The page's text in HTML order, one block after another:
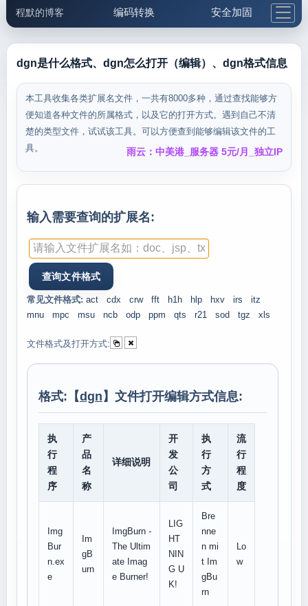
程默的博客 编码转换 安全加固
邮件工具 生活便民 更多工具
5.1支付宝大红包
dgn是什么格式、dgn怎么打开（编辑）、dgn格式信息
本工具收集各类扩展名文件，一共有8000多种，通过查找能够方
便知道各种文件的所属格式，以及它的打开方式。遇到自己不清
楚的类型文件，试试该工具。可以方便查到能够编辑该文件的工
具。
雨云：中美港_服务器 5元/月_独立IP
输入需要查询的扩展名:
常见文件格式: act cdx crw fft h1h hlp hxv irs
itz
mnu
mpc msu ncb odp ppm qts r21 sod tgz xls
文件格式及打开方式:
格式:【dgn 】文件打开编辑方式信息:
执
行
程
序
产
品
名
称
详细说明
开
发
公
司
执
行
方
式
流
行
程
度
Img
Bur
n.ex
e
Im
gB
urn
ImgBurn -
The Ultim
ate Imag
e Burner!
LIG
HT
NIN
G U
K!
Bre
nne
n mi
t Im
gBu
rn
Lo
w